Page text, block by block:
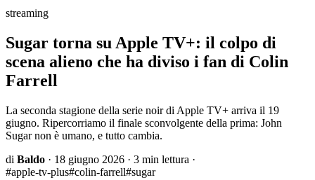
streaming
Sugar torna su Apple TV+: il colpo di
scena alieno che ha diviso i fan di Colin
Farrell
La seconda stagione della serie noir di Apple TV+ arriva il 19
giugno. Ripercorriamo il finale sconvolgente della prima: John
Sugar non è umano, e tutto cambia.
di Baldo · 18 giugno 2026 · 3 min lettura ·
#apple-tv-plus#colin-farrell#sugar